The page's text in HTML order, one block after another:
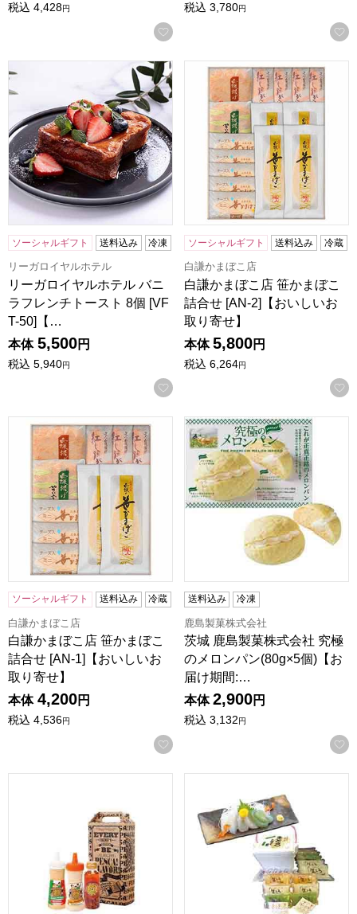
税込 4,428円
お気に入りに登録する
税込 3,780円
リーガロイヤルホテル バニラフレンチトースト 8個 [VFT-
ソーシャルギフト 送料込み 冷凍
リーガロイヤルホテル
リーガロイヤルホテル バニ
ラフレンチトースト 8個 [VF
T-50]【…
本体 5,500円
税込 5,940円
お気に入りに登録する
白謙かまぼこ店 笹かまぼこ
ソーシャルギフト 送料込み 冷蔵
白謙かまぼこ店
白謙かまぼこ店 笹かまぼこ
詰合せ [AN-2]【おいしいお
取り寄せ】
本体 5,800円
税込 6,264円
白謙かまぼこ店 笹かまぼこ詰合せ [AN-1]【おいしいお取り
ソーシャルギフト 送料込み 冷蔵
白謙かまぼこ店
白謙かまぼこ店 笹かまぼこ
詰合せ [AN-1]【おいしいお
取り寄せ】
本体 4,200円
税込 4,536円
お気に入りに登録する
茨城 鹿島製菓株式会社 究極
送料込み 冷凍
鹿島製菓株式会社
茨城 鹿島製菓株式会社 究極
のメロンパン(80g×5個)【お
届け期間:…
本体 2,900円
税込 3,132円